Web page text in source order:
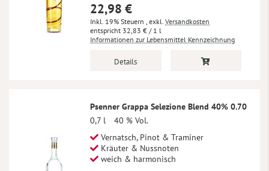
22,98 €
Inkl. 19% Steuern , exkl. Versandkosten
32,83 € / 1 l
Informationen zur Lebensmittel Kennzeichnung
Details
Psenner Grappa Selezione Blend 40% 0.70
0,7 l
40 % Vol.
Vernatsch, Pinot & Traminer
Kräuter & Nussnoten
weich & harmonisch